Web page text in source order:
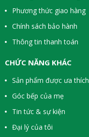
Phương thức giao hàng
Chính sách bảo hành
Thông tin thanh toán
CHỨC NĂNG KHÁC
Sản phẩm được ưa thích
Góc bếp của mẹ
Tin tức & sự kiện
Đại lý của tôi